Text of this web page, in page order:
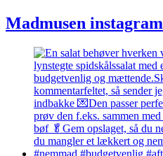
Madmusen instagram